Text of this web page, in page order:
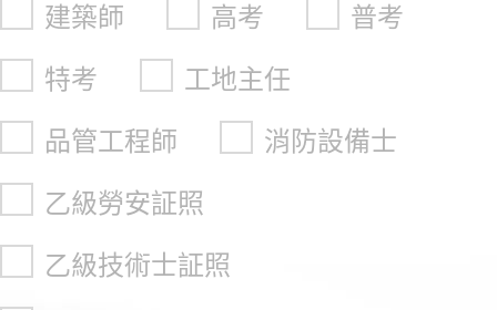
建築師
高考
普考
特考
工地主任
品管工程師
消防設備士
乙級勞安証照
乙級技術士証照